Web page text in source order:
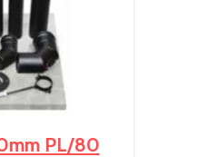
PL/80